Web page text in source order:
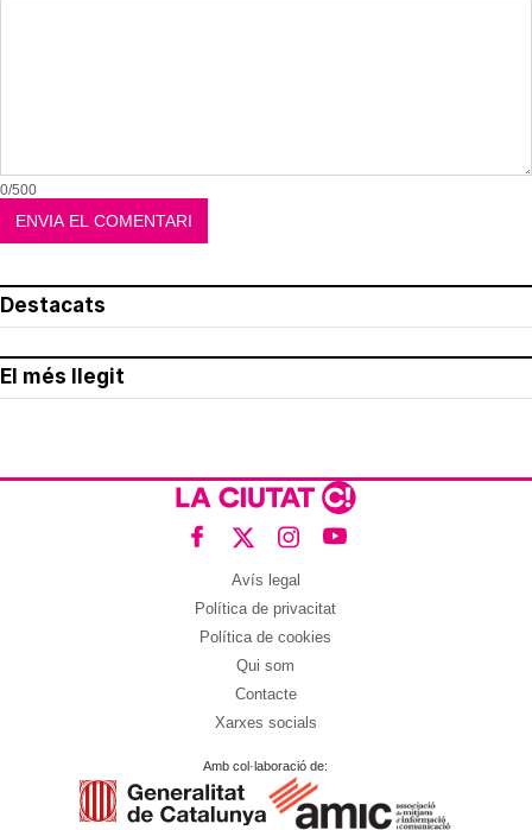
0/500
Destacats
El més llegit
Avís legal
Política de privacitat
Política de cookies
Qui som
Contacte
Xarxes socials
Amb col·laboració de: